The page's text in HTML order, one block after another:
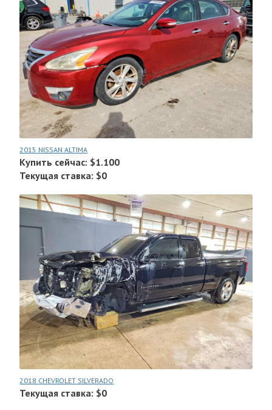
2015 NISSAN ALTIMA
Купить сейчас: $1.100
Текущая ставка: $0
2018 CHEVROLET SILVERADO
Текущая ставка: $0